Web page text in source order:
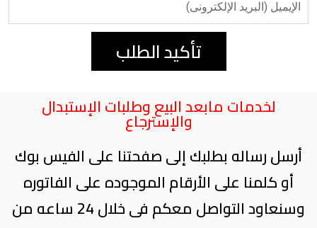
تأكيد الطلب
لخدمات مابعد البيع وطلبات الإستبدال
والإسترجاع
أرسل رساله بطلبك إلى صفحتنا على الفيس بوك
أو كلمنا على الأرقام الموجوده على الفاتوره
وسنعاود التواصل معكم فى خلال 24 ساعه من